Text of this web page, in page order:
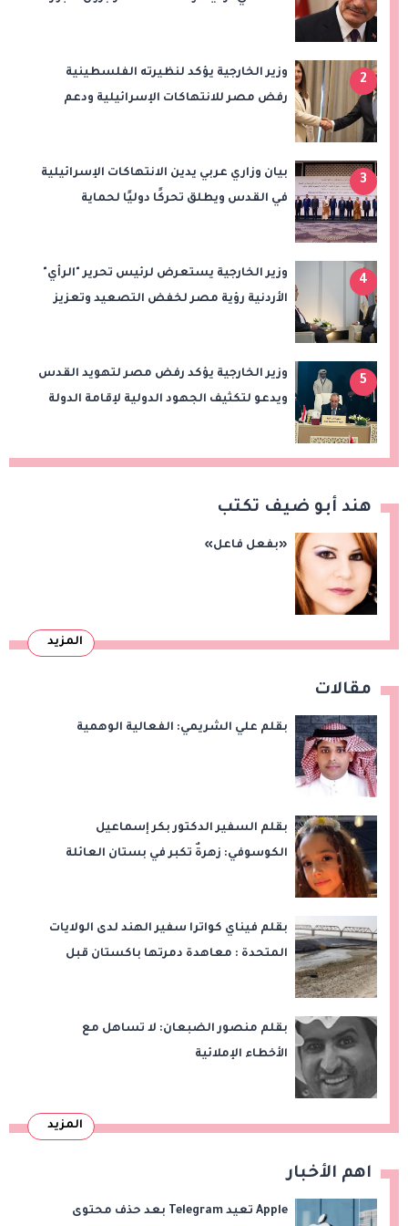
2
وزير الخارجية يؤكد لنظيرته الفلسطينية
رفض مصر للانتهاكات الإسرائيلية ودعم
3
بيان وزاري عربي يدين الانتهاكات الإسرائيلية
في القدس ويطلق تحركًا دوليًا لحماية
4
وزير الخارجية يستعرض لرئيس تحرير "الرأي"
الأردنية رؤية مصر لخفض التصعيد وتعزيز
5
وزير الخارجية يؤكد رفض مصر لتهويد القدس
ويدعو لتكثيف الجهود الدولية لإقامة الدولة
هند أبو ضيف تكتب
«بفعل فاعل»
المزيد
مقالات
بقلم علي الشريمي: الفعالية الوهمية
بقلم السفير الدكتور بكر إسماعيل
الكوسوفي: زهرةٌ تكبر في بستان العائلة
بقلم فيناي كواترا سفير الهند لدى الولايات
المتحدة : معاهدة دمرتها باكستان قبل
بقلم منصور الضبعان: لا تساهل مع
الأخطاء الإملائية
المزيد
اهم الأخبار
Apple تعيد Telegram بعد حذف محتوى